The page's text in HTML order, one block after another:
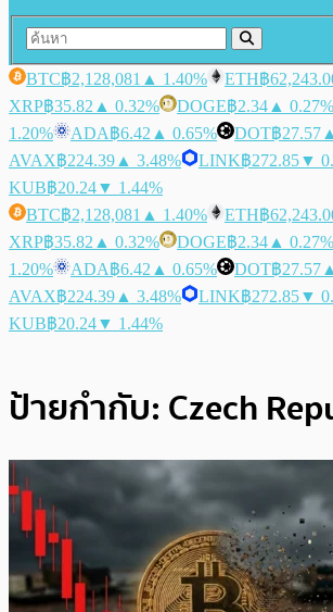
BTC฿2,128,081 ▲ 1.40% ETH฿
XRP฿35.82 ▲ 0.32% DOGE฿2.34 ▲ 0.27%
1.20%
ADA฿6.42 ▲ 0.65% DOT฿27.57
AVAX฿224.39 ▲ 3.48% LINK฿272.85▼
KUB฿20.24▼ 1.44%
BTC฿2,128,081 ▲ 1.40% ETH฿
XRP฿35.82 ▲ 0.32% DOGE฿2.34 ▲ 0.27%
1.20%
ADA฿6.42 ▲ 0.65% DOT฿27.57
AVAX฿224.39 ▲ 3.48% LINK฿272.85▼
KUB฿20.24▼ 1.44%
ป้ายกำกับ: Czech